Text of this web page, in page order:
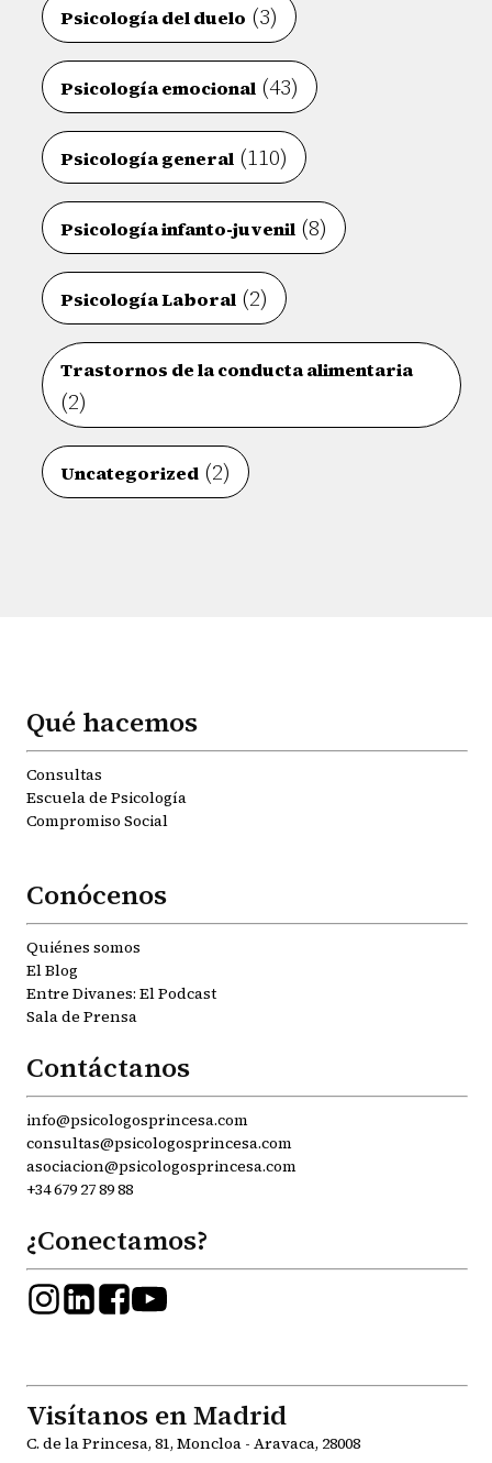
Psicología del duelo (3)
Psicología emocional (43)
Psicología general (110)
Psicología infanto-juvenil (8)
Psicología Laboral (2)
Trastornos de la conducta alimentaria
(2)
Uncategorized (2)
Qué hacemos
Consultas
Escuela de Psicología
Compromiso Social
Conócenos
Quiénes somos
El Blog
Entre Divanes: El Podcast
Sala de Prensa
Contáctanos
info@psicologosprincesa.com
consultas@psicologosprincesa.com
asociacion@psicologosprincesa.com
+34 679 27 89 88
¿Conectamos?
Visítanos en Madrid
C. de la Princesa, 81, Moncloa - Aravaca, 28008